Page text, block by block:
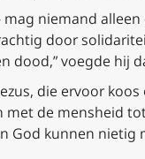
niemand
door
dood,” voegde hij
die ervoor
de mensheid
God kunnen nietig